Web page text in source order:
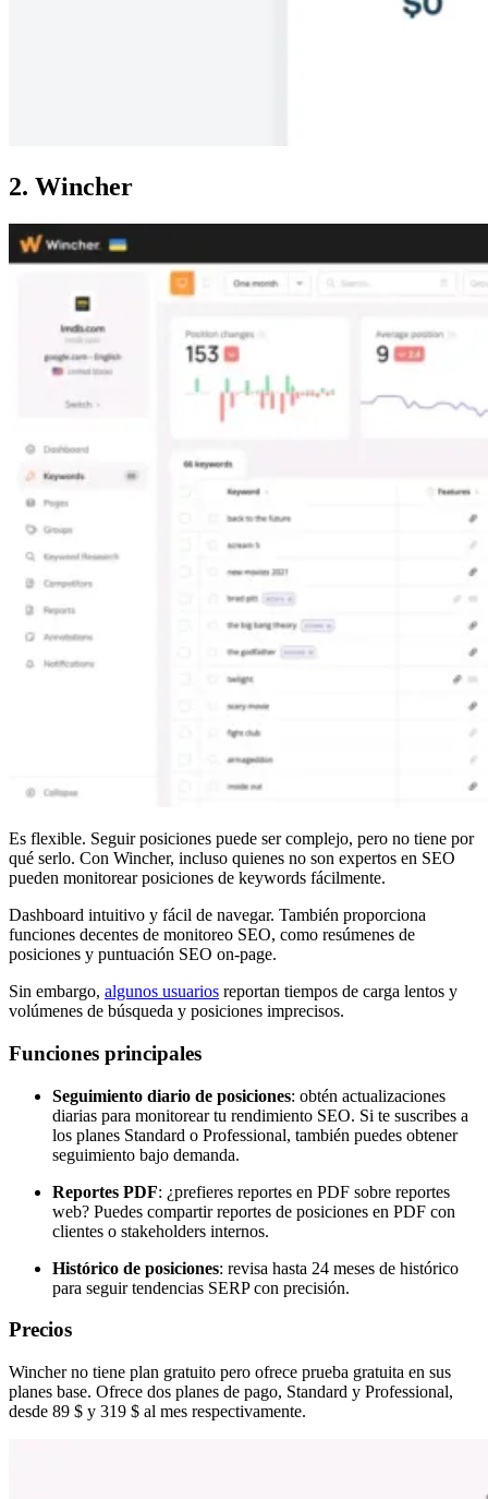
2. Wincher
Es flexible. Seguir posiciones puede ser complejo, pero no tiene por
qué serlo. Con Wincher, incluso quienes no son expertos en SEO
pueden monitorear posiciones de keywords fácilmente.
Dashboard intuitivo y fácil de navegar. También proporciona
funciones decentes de monitoreo SEO, como resúmenes de
posiciones y puntuación SEO on-page.
Sin embargo, algunos usuarios reportan tiempos de carga lentos y
volúmenes de búsqueda y posiciones imprecisos.
Funciones principales
Seguimiento diario de posiciones: obtén actualizaciones
diarias para monitorear tu rendimiento SEO. Si te suscribes a
los planes Standard o Professional, también puedes obtener
seguimiento bajo demanda.
Reportes PDF: ¿prefieres reportes en PDF sobre reportes
web? Puedes compartir reportes de posiciones en PDF con
clientes o stakeholders internos.
Histórico de posiciones: revisa hasta 24 meses de histórico
para seguir tendencias SERP con precisión.
Precios
Wincher no tiene plan gratuito pero ofrece prueba gratuita en sus
planes base. Ofrece dos planes de pago, Standard y Professional,
desde 89 $ y 319 $ al mes respectivamente.